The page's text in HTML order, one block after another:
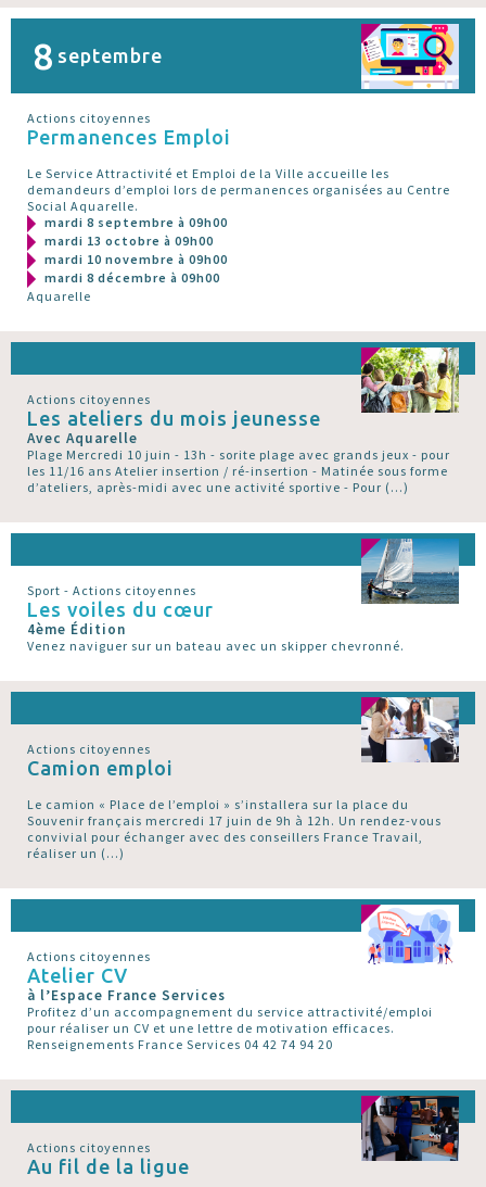
8 septembre
Actions citoyennes
Permanences Emploi
Le Service Attractivité et Emploi de la Ville accueille les
demandeurs d’emploi lors de permanences organisées au Centre
Social Aquarelle.
mardi 8 septembre à 09h00
mardi 13 octobre à 09h00
mardi 10 novembre à 09h00
mardi 8 décembre à 09h00
Aquarelle
Actions citoyennes
Les ateliers du mois jeunesse
Avec Aquarelle
Plage Mercredi 10 juin - 13h - sorite plage avec grands jeux - pour
les 11/16 ans Atelier insertion / ré-insertion - Matinée sous forme
d’ateliers, après-midi avec une activité sportive - Pour (…)
Sport - Actions citoyennes
Les voiles du cœur
4ème Édition
Venez naviguer sur un bateau avec un skipper chevronné.
Actions citoyennes
Camion emploi
Le camion « Place de l’emploi » s’installera sur la place du
Souvenir français mercredi 17 juin de 9h à 12h. Un rendez-vous
convivial pour échanger avec des conseillers France Travail,
réaliser un (…)
Actions citoyennes
Atelier CV
à l’Espace France Services
Profitez d’un accompagnement du service attractivité/emploi
pour réaliser un CV et une lettre de motivation efficaces.
Renseignements France Services 04 42 74 94 20
Actions citoyennes
Au fil de la ligue